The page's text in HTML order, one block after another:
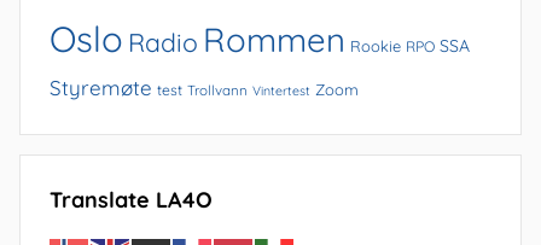
Oslo Radio Rommen Rookie RPO SSA
Styremøte test Trollvann Vintertest Zoom
Translate LA4O